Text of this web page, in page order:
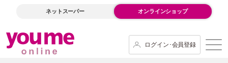
ネットスーパー オンラインショップ
ログイン･会員登録